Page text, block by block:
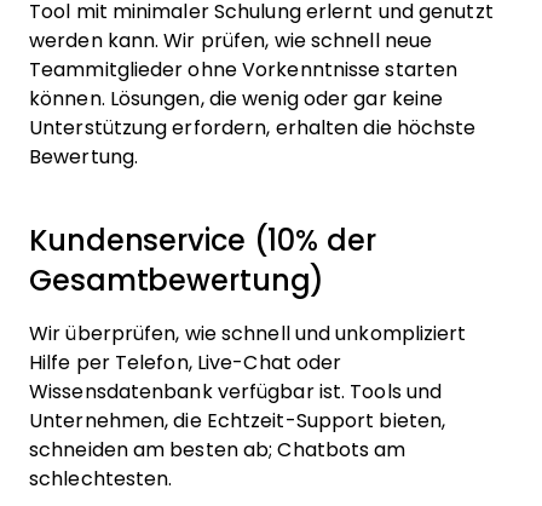
Tool mit minimaler Schulung erlernt und genutzt
werden kann. Wir prüfen, wie schnell neue
Teammitglieder ohne Vorkenntnisse starten
können. Lösungen, die wenig oder gar keine
Unterstützung erfordern, erhalten die höchste
Bewertung.
Kundenservice (10% der
Gesamtbewertung)
Wir überprüfen, wie schnell und unkompliziert
Hilfe per Telefon, Live-Chat oder
Wissensdatenbank verfügbar ist. Tools und
Unternehmen, die Echtzeit-Support bieten,
schneiden am besten ab; Chatbots am
schlechtesten.